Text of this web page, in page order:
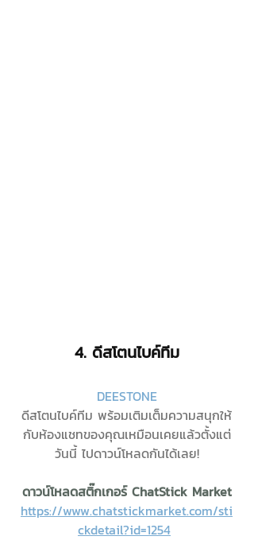
4. ดีสโตนไบค์ทีม
DEESTONE
ดีสโตนไบค์ทีม พร้อมเติมเต็มความสนุกให้
กับห้องแชทของคุณเหมือนเคยแล้วตั้งแต่
วันนี้ ไปดาวน์โหลดกันได้เลย!
ดาวน์โหลดสติ๊กเกอร์ ChatStick Market
https://www.chatstickmarket.com/sti
ckdetail?id=1254